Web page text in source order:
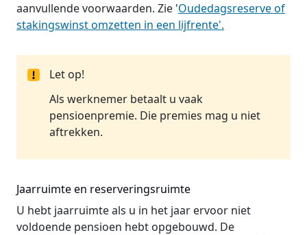
aanvullende voorwaarden. Zie 'Oudedagsreserve of
stakingswinst omzetten in een lijfrente'.
Let op!
Als werknemer betaalt u vaak
pensioenpremie. Die premies mag u niet
aftrekken.
Jaarruimte en reserveringsruimte
U hebt jaarruimte als u in het jaar ervoor niet
voldoende pensioen hebt opgebouwd. De